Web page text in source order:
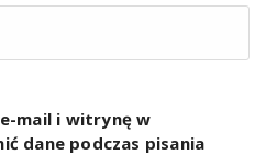
mail i witrynę w
dane podczas pisania